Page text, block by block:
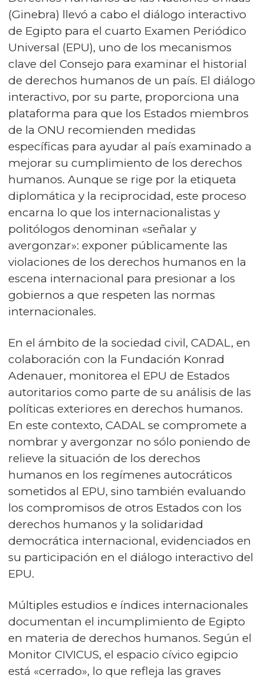
(Ginebra) llevó a cabo el diálogo interactivo
de Egipto para el cuarto Examen Periódico
Universal (EPU), uno de los mecanismos
clave del Consejo para examinar el historial
de derechos humanos de un país. El diálogo
interactivo, por su parte, proporciona una
plataforma para que los Estados miembros
de la ONU recomienden medidas
específicas para ayudar al país examinado a
mejorar su cumplimiento de los derechos
humanos. Aunque se rige por la etiqueta
diplomática y la reciprocidad, este proceso
encarna lo que los internacionalistas y
politólogos denominan «señalar y
avergonzar»: exponer públicamente las
violaciones de los derechos humanos en la
escena internacional para presionar a los
gobiernos a que respeten las normas
internacionales.
En el ámbito de la sociedad civil, CADAL, en
colaboración con la Fundación Konrad
Adenauer, monitorea el EPU de Estados
autoritarios como parte de su análisis de las
políticas exteriores en derechos humanos.
En este contexto, CADAL se compromete a
nombrar y avergonzar no sólo poniendo de
relieve la situación de los derechos
humanos en los regímenes autocráticos
sometidos al EPU, sino también evaluando
los compromisos de otros Estados con los
derechos humanos y la solidaridad
democrática internacional, evidenciados en
su participación en el diálogo interactivo del
EPU.
Múltiples estudios e índices internacionales
documentan el incumplimiento de Egipto
en materia de derechos humanos. Según el
Monitor CIVICUS, el espacio cívico egipcio
está «cerrado», lo que refleja las graves